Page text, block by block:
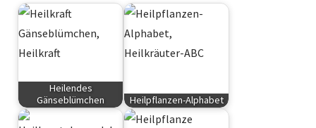
Heilendes
Gänseblümchen
Kräuter
Heilpflanzen-Alphabet
Kräuter